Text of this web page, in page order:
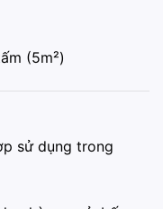
(5m²)
sử dụng trong